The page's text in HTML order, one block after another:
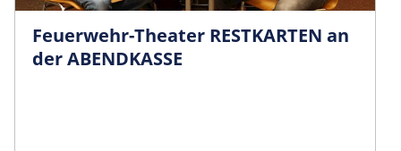
Feuerwehr-Theater RESTKARTEN an
der ABENDKASSE